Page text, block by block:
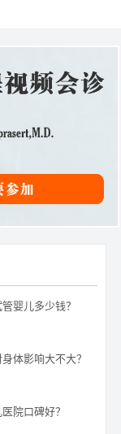
婴儿多少钱？
体影响大不大？
院口碑好？